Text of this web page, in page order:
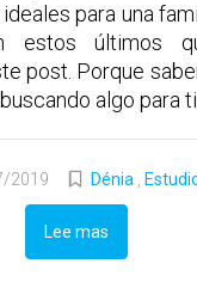
para una
estos últimos
post. Porque
algo para ti
2019 Dénia ,
Lee mas